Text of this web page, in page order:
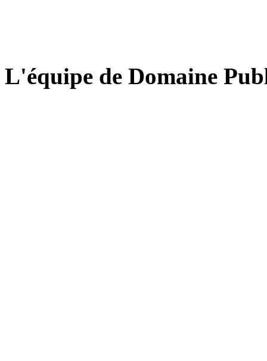
L'équipe de Domaine